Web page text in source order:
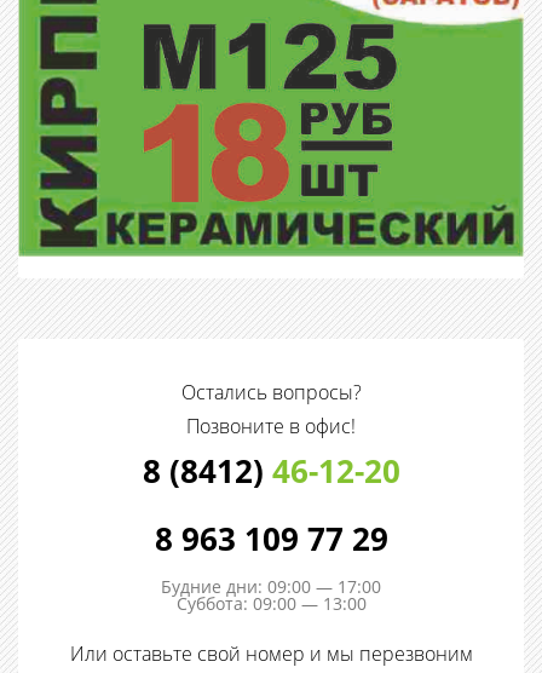
Остались вопросы?
Позвоните в офис!
8 (8412) 46-12-20
8 963 109 77 29
Будние дни: 09:00 — 17:00
Суббота: 09:00 — 13:00
Или оставьте свой номер и мы перезвоним